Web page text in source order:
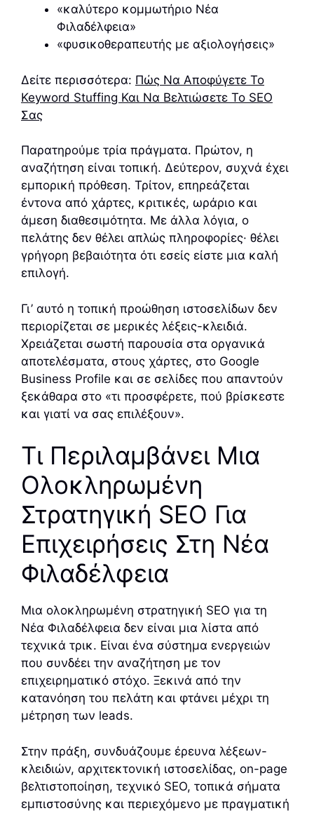
«καλύτερο κομμωτήριο Νέα
Φιλαδέλφεια»
«φυσικοθεραπευτής με αξιολογήσεις»
Δείτε περισσότερα: Πώς Να Αποφύγετε Το
Keyword Stuffing Και Να Βελτιώσετε Το SEO
Σας
Παρατηρούμε τρία πράγματα. Πρώτον, η
αναζήτηση είναι τοπική. Δεύτερον, συχνά έχει
εμπορική πρόθεση. Τρίτον, επηρεάζεται
έντονα από χάρτες, κριτικές, ωράριο και
άμεση διαθεσιμότητα. Με άλλα λόγια, ο
πελάτης δεν θέλει απλώς πληροφορίες· θέλει
γρήγορη βεβαιότητα ότι εσείς είστε μια καλή
επιλογή.
Γι’ αυτό η τοπική προώθηση ιστοσελίδων δεν
περιορίζεται σε μερικές λέξεις-κλειδιά.
Χρειάζεται σωστή παρουσία στα οργανικά
αποτελέσματα, στους χάρτες, στο Google
Business Profile και σε σελίδες που απαντούν
ξεκάθαρα στο «τι προσφέρετε, πού βρίσκεστε
και γιατί να σας επιλέξουν».
Τι Περιλαμβάνει Μια
Ολοκληρωμένη
Στρατηγική SEO Για
Επιχειρήσεις Στη Νέα
Φιλαδέλφεια
Μια ολοκληρωμένη στρατηγική SEO για τη
Νέα Φιλαδέλφεια δεν είναι μια λίστα από
τεχνικά τρικ. Είναι ένα σύστημα ενεργειών
που συνδέει την αναζήτηση με τον
επιχειρηματικό στόχο. Ξεκινά από την
κατανόηση του πελάτη και φτάνει μέχρι τη
μέτρηση των leads.
Στην πράξη, συνδυάζουμε έρευνα λέξεων-
κλειδιών, αρχιτεκτονική ιστοσελίδας, on-page
βελτιστοποίηση, τεχνικό SEO, τοπικά σήματα
εμπιστοσύνης και περιεχόμενο με πραγματική